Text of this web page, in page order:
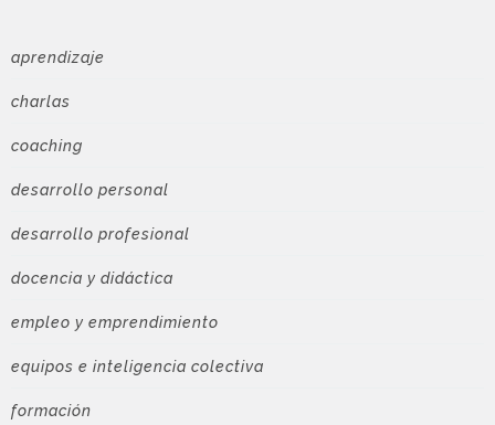
aprendizaje
charlas
coaching
desarrollo personal
desarrollo profesional
docencia y didáctica
empleo y emprendimiento
equipos e inteligencia colectiva
formación